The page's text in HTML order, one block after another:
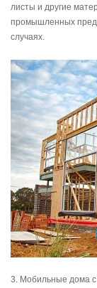
листы и другие
промышленных
случаях.
3. Мобильные дома с